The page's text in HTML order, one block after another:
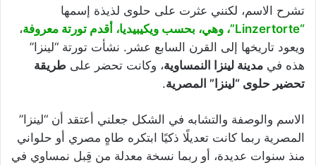
تشرح الاسم، لكنني عثرت على حلوى لذيذة إسمها
“Linzertorte”، وهي، بحسب ويكيبيديا، أقدم تورتة معروفة
،
ويعود تاريخها إلى القرن السابع عشر. نشأت تورتة “لينزا”
هذه في مدينة لينزا النمساوية، وكانت تحضر على طريقة
تحضير حلوى “لينزا” المصرية.
الاسم والوصفة والتشابه في الشكل جعلني أعتقد أن “لينزا”
المصرية ربما كانت تعديلًا ذكيًا ابتكره طاهٍ مصري أو حلواني
منذ سنوات عديدة، أو ربما نسخة معدلة من قِبل نمساوي في